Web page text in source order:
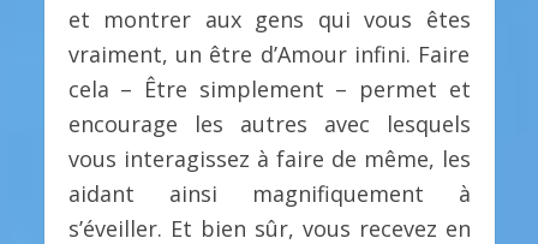
et montrer aux gens qui vous êtes
vraiment, un être d’Amour infini. Faire
cela – Être simplement – permet et
encourage les autres avec lesquels
vous interagissez à faire de même, les
aidant ainsi magnifiquement à
s’éveiller. Et bien sûr, vous recevez en